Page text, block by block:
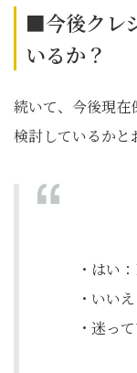
■今後クレ
いるか？
続いて、今後現在
検討しているかと
・はい
・いい
・迷っ